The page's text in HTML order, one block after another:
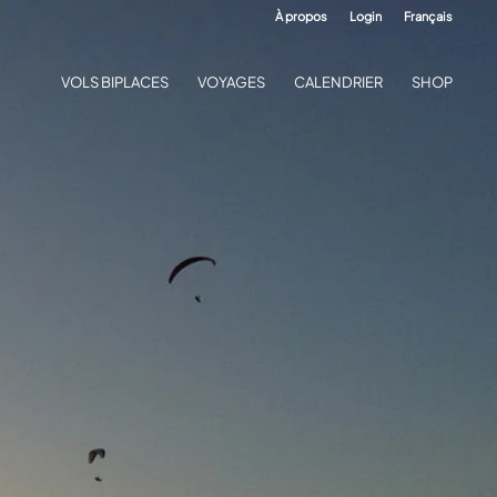
À propos Login Français
VOLS BIPLACES VOYAGES CALENDRIER SHOP